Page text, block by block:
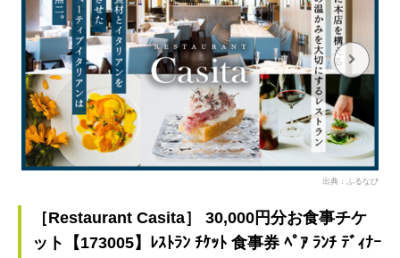
出典：ふるなび
［Restaurant Casita］ 30,000円分お食事チケ
ット【173005】ﾚｽﾄﾗﾝ ﾁｹｯﾄ 食事券 ﾍﾟｱ ﾗﾝﾁ ﾃﾞｨﾅｰ